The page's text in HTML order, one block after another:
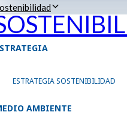
ESTRATEGIA SOSTENIBILIDAD
AMBIENTE